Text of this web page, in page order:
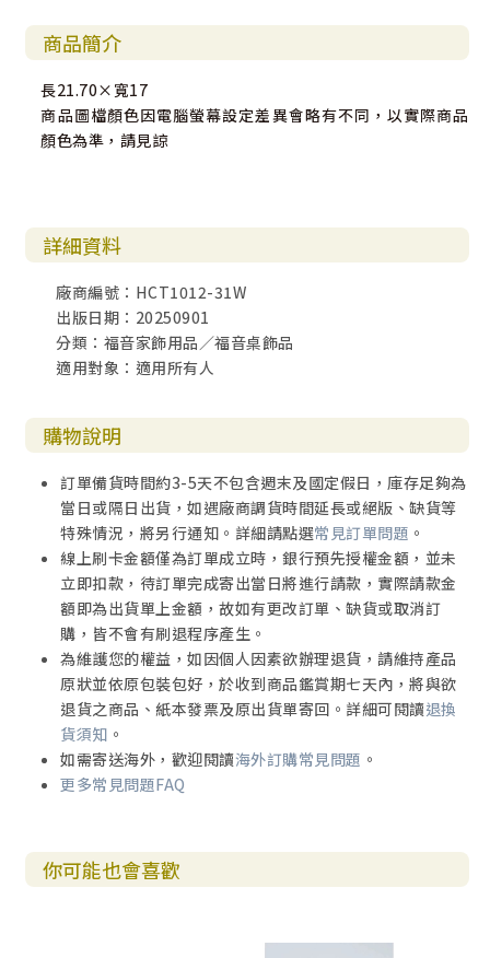
商品簡介
長21.70×寬17
商品圖檔顏色因電腦螢幕設定差異會略有不同，以實際商品
顏色為準，請見諒
詳細資料
廠商編號：HCT1012-31W
出版日期：20250901
分類：福音家飾用品／福音桌飾品
適用對象：適用所有人
購物說明
訂單備貨時間約3-5天不包含週末及國定假日，庫存足夠為
當日或隔日出貨，如遇廠商調貨時間延長或絕版、缺貨等
特殊情況，將另行通知。詳細請點選常見訂單問題 。
線上刷卡金額僅為訂單成立時，銀行預先授權金額，並未
立即扣款，待訂單完成寄出當日將進行請款，實際請款金
額即為出貨單上金額，故如有更改訂單、缺貨或取消訂
購，皆不會有刷退程序產生。
為維護您的權益，如因個人因素欲辦理退貨，請維持產品
原狀並依原包裝包好，於收到商品鑑賞期七天內，將與欲
退貨之商品、紙本發票及原出貨單寄回。詳細可閱讀退換
貨須知 。
如需寄送海外，歡迎閱讀海外訂購常見問題 。
更多常見問題FAQ
你可能也會喜歡